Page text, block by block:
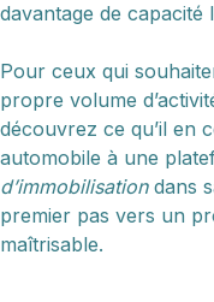
davantage de capacité
Pour ceux qui
propre volume
découvrez ce qu’il en
automobile à une
d’immobilisationdans
premier pas vers un
maîtrisable.